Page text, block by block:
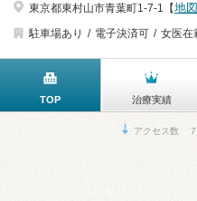
東京都東村山市青葉町1-7-1【地図
駐車場あり
電子決済可 女医在
TOP 治療実績
アクセス数 7